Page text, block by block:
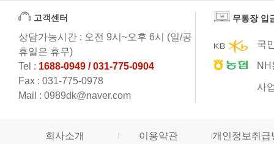
고객센터
상담가능시간 : 오전 9시~오후 6시 (일/공
휴일은 휴무)
Tel : 1688-0949 / 031-775-0904
Fax : 031-775-0978
Mail : 0989dk@naver.com
무통장 입
국
사
회사소개 이용약관 개인정보취급